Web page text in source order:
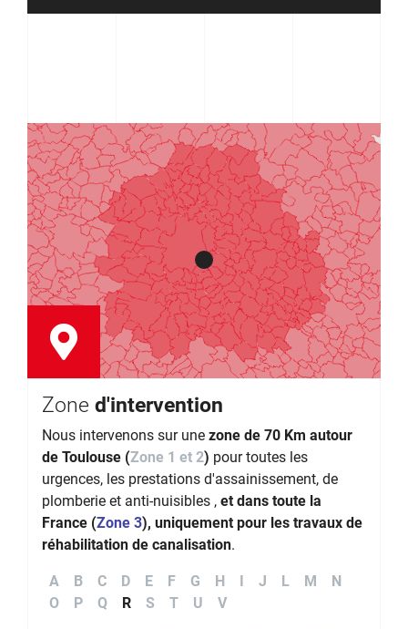
Zone d'intervention
Nous intervenons sur une zone de 70 Km autour
de Toulouse (Zone 1 et 2) pour toutes les
urgences, les prestations d'assainissement, de
plomberie et anti-nuisibles , et dans toute la
France (Zone 3), uniquement pour les travaux de
réhabilitation de canalisation.
A B C D E F G H I J L M
N
O
P Q R S T U V